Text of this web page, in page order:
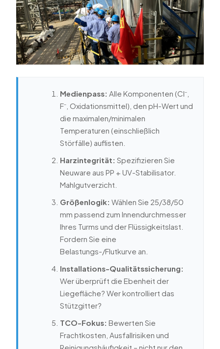
Medienpass: Alle Komponenten (Cl⁻,
F⁻, Oxidationsmittel), den pH-Wert und
die maximalen/minimalen
Temperaturen (einschließlich
Störfälle) auflisten.
Harzintegrität: Spezifizieren Sie
Neuware aus PP + UV-Stabilisator.
Mahlgutverzicht.
Größenlogik: Wählen Sie 25/38/50
mm passend zum Innendurchmesser
Ihres Turms und der Flüssigkeitslast.
Fordern Sie eine
Belastungs-/Flutkurve an.
Installations-Qualitätssicherung:
Wer überprüft die Ebenheit der
Liegefläche? Wer kontrolliert das
Stützgitter?
TCO-Fokus: Bewerten Sie
Frachtkosten, Ausfallrisiken und